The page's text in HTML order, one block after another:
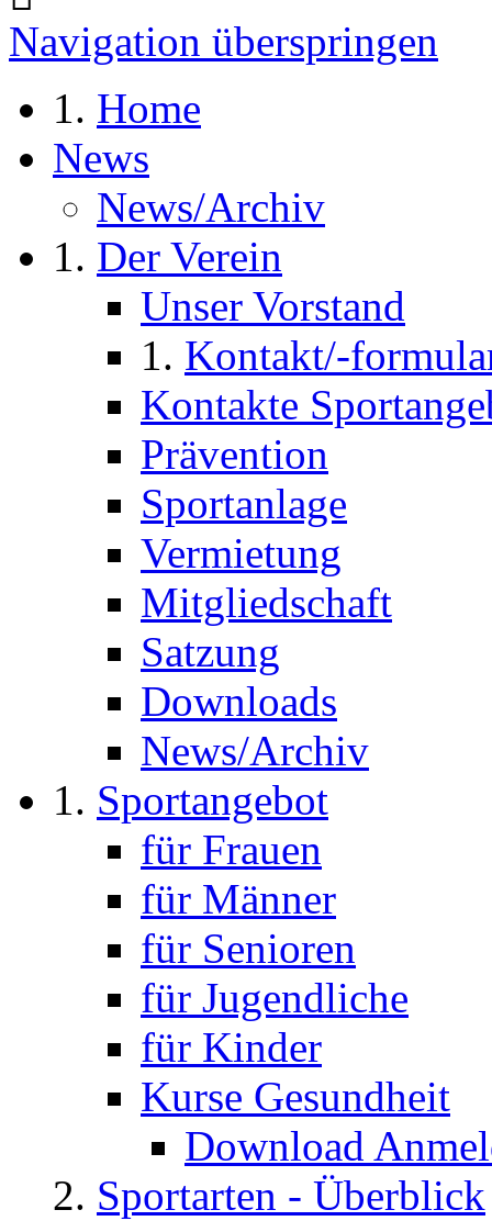
Navigation überspringen
Home
News
News/Archiv
Der Verein
Unser Vorstand
Kontakt/-
Kontakte
Prävention
Sportanlage
Vermietung
Mitgliedschaft
Satzung
Downloads
News/Archiv
Sportangebot
für Frauen
für Männer
für Senioren
für Jugendliche
für Kinder
Kurse Gesundheit
Download
Sportarten - Überblick